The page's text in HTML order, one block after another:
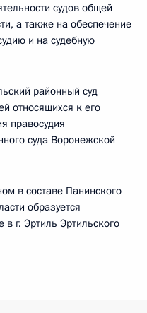
судов общей
а также на обеспечение
и на судебную
районный суд
относящихся к его
правосудия
суда Воронежской
в составе Панинского
образуется
в г. Эртиль Эртильского